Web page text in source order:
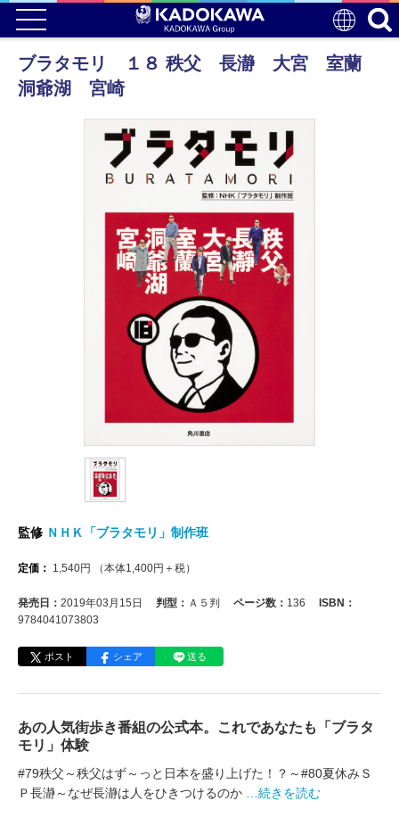
ブラタモリ １８ 秩父 長瀞 大宮 室蘭
洞爺湖 宮崎
監修 ＮＨＫ「ブラタモリ」制作班
定価： 1,540円 （本体1,400円＋税）
発売日： 2019年03月15日 判型： Ａ５判 ページ数： 136
ISBN：
9784041073803
ポスト シェア 送る
あの人気街歩き番組の公式本。これであなたも「ブラタ
モリ」体験
#79秩父～秩父はず～っと日本を盛り上げた！？～#80夏休みＳ
Ｐ長瀞～なぜ長瀞は人をひきつけるのか
…続きを読む